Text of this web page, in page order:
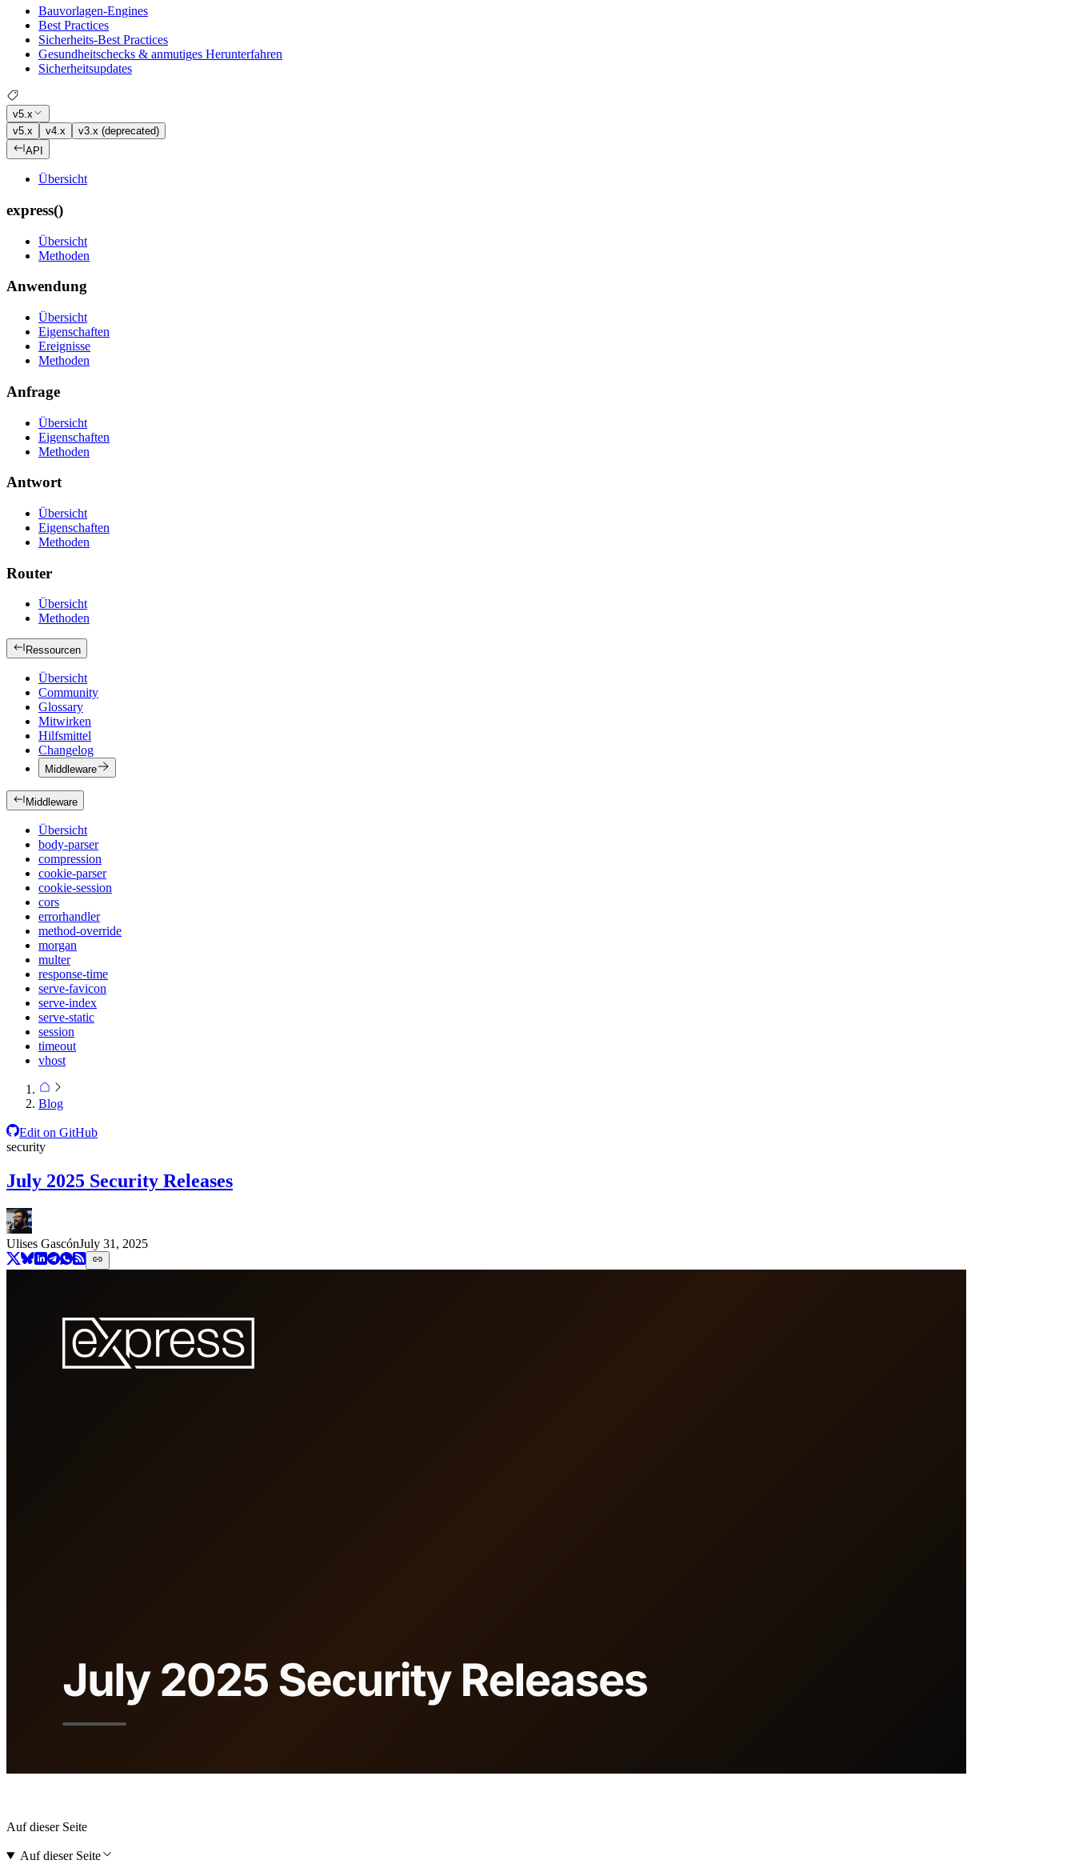
Bauvorlagen-Engines
Best Practices
Sicherheits-Best Practices
Gesundheitschecks & anmutiges Herunterfahren
Sicherheitsupdates
v5.x
v5.x
v4.x
v3.x (deprecated)
API
Übersicht
express()
Übersicht
Methoden
Anwendung
Übersicht
Eigenschaften
Ereignisse
Methoden
Anfrage
Übersicht
Eigenschaften
Methoden
Antwort
Übersicht
Eigenschaften
Methoden
Router
Übersicht
Methoden
Ressourcen
Übersicht
Community
Glossary
Mitwirken
Hilfsmittel
Changelog
Middleware
Middleware
Übersicht
body-parser
compression
cookie-parser
cookie-session
cors
errorhandler
method-override
morgan
multer
response-time
serve-favicon
serve-index
serve-static
session
timeout
vhost
Blog
Edit on GitHub
security
July 2025 Security Releases
Ulises GascónJuly 31, 2025
Auf dieser Seite
Auf dieser Seite